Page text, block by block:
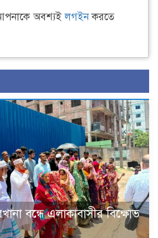
অবশ্যইলগইনকরতে
বন্ধে এলাকাবাসীর বিক্ষোভ